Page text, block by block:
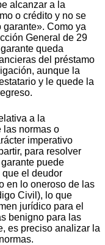
alcanzar a la
o crédito y no se
Como ya
General de 29
queda
del préstamo
aunque la
y le quede la
a la
las normas o
imperativo
para resolver
puede
que el deudor
en lo oneroso de las
Civil), lo que
jurídico para el
benigno para las
es preciso analizar la